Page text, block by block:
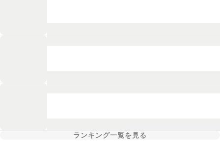
ランキング一覧を見る